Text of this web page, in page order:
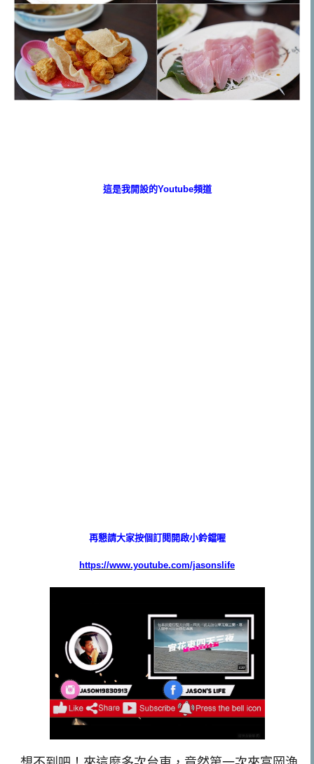
這是我開設的Youtube頻道
再懇請大家按個訂閱開啟小鈴鐺喔
https://www.youtube.com/jasonslife